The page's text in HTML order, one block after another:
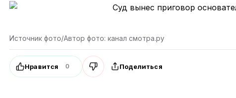
Источник фото/Автор фото: канал смотра.ру
Нравится 0 Поделиться